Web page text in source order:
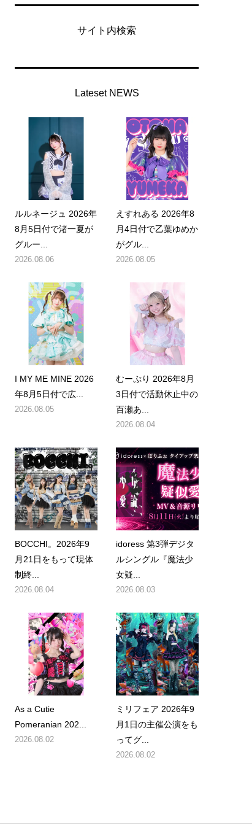
サイト内検索
Lateset NEWS
ルルネージュ 2026年
8月5日付で渚一夏が
グルー...
2026.08.06
えすれある 2026年8
月4日付で乙葉ゆめか
がグル...
2026.08.05
I MY ME MINE 2026
年8月5日付で広...
2026.08.05
むーぷり 2026年8月
3日付で活動休止中の
百瀬あ...
2026.08.04
BOCCHI。2026年9
月21日をもって現体
制終...
2026.08.04
idoress 第3弾デジタ
ルシングル『魔法少
女疑...
2026.08.03
As a Cutie
Pomeranian 202...
2026.08.02
ミリフェア 2026年9
月1日の主催公演をも
ってグ...
2026.08.02